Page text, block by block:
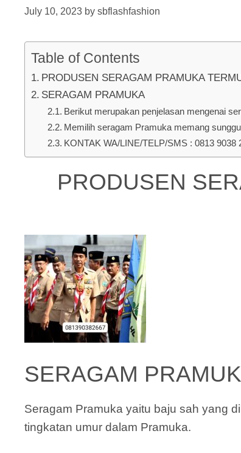
July 10, 2023 by sbflashfashion
Table of Contents
PRODUSEN SERAGAM PRAMUKA
SERAGAM PRAMUKA
Berikut merupakan penjelasan mengenai
Memilih seragam Pramuka memang
KONTAK WA/LINE/TELP/SMS : 0813 9038
PRODUSEN
SERAGAM
Seragam Pramuka yaitu baju sah yang
tingkatan umur dalam Pramuka.